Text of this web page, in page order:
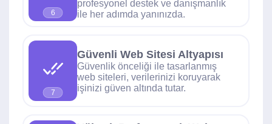
6
profesyonel destek ve danışmanlık
ile her adımda yanınızda.
7
Güvenli Web Sitesi Altyapısı
Güvenlik önceliği ile tasarlanmış
web siteleri, verilerinizi koruyarak
işinizi güven altında tutar.